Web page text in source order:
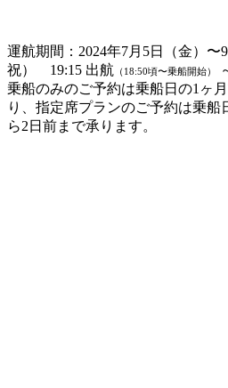
運航期間：2024年7月5日（金）〜
祝） 19:15 出航 （18:50頃〜乗船開始）
乗船のみのご予約は乗船日の1ヶ
り、指定席プランのご予約は乗船
ら2日前まで承ります。